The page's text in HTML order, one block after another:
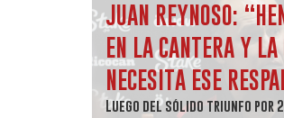
JUAN REYNOSO:
EN LA CANTERA Y
NECESITA ESE
Luego del sólido triunfo por